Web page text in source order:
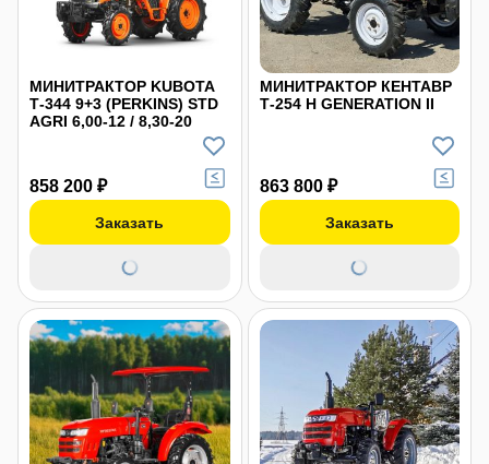
МИНИТРАКТОР KUBOTA
Т-344 9+3 (PERKINS) STD
AGRI 6,00-12 / 8,30-20
858 200 ₽
Заказать
МИНИТРАКТОР КЕНТАВР
Т-254 H GENERATION II
863 800 ₽
Заказать